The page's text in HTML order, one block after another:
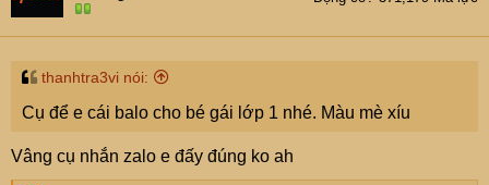
thanhtra3vi nói:
Cụ để e cái balo cho bé gái lớp 1 nhé. Màu mè xíu
Vâng cụ nhắn zalo e đấy đúng ko ah